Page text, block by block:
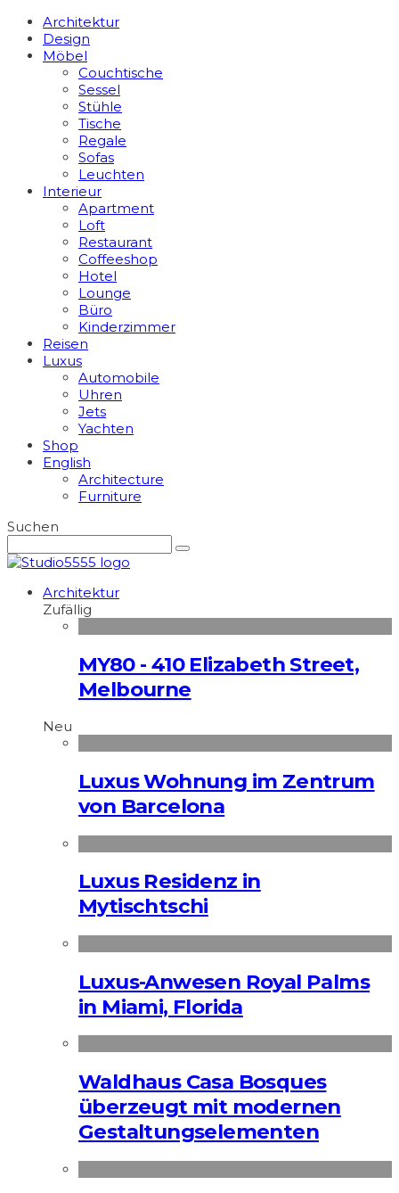
Architektur
Design
Möbel
Couchtische
Sessel
Stühle
Tische
Regale
Sofas
Leuchten
Interieur
Apart­ment
Loft
Restaurant
Coffeeshop
Hotel
Lounge
Büro
Kinderzimmer
Reisen
Luxus
Automobile
Uhren
Jets
Yachten
Shop
English
Architecture
Furniture
Suchen
Architektur
Zufällig
MY80 - 410 Elizabeth Street,
Melbourne
Neu
Luxus Wohnung im Zentrum
von Barcelona
Luxus Residenz in
Mytischtschi
Luxus-Anwesen Royal Palms
in Miami, Florida
Waldhaus Casa Bosques
überzeugt mit modernen
Gestaltungselementen